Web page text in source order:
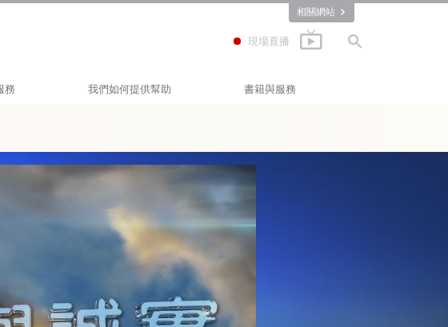
相關網站
現場直播
務
通邁向成功
我們如何提供幫助
毒品的真相
人權團結聯盟
公民人權委員會
書籍與服務
入門影片
入門服務